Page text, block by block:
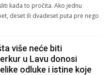
kada to pročita. Ako jednu
deset ili dvadeset puta pre nego
više neće biti
u Lavu donosi
odluke i istine koje